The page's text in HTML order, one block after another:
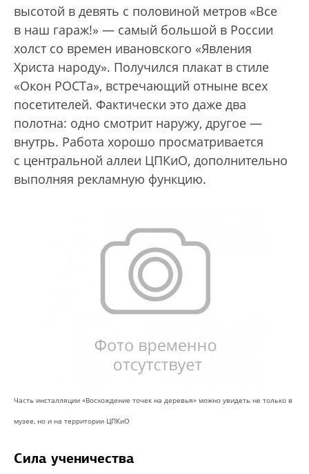
высотой в девять с половиной метров «Все
в наш гараж!» — самый большой в России
холст со времен ивановского «Явления
Христа народу». Получился плакат в стиле
«Окон РОСТа», встречающий отныне всех
посетителей. Фактически это даже два
полотна: одно смотрит наружу, другое —
внутрь. Работа хорошо просматривается
с центральной аллеи ЦПКиО, дополнительно
выполняя рекламную функцию.
Часть инсталляции «Восхождение точек на деревья» можно увидеть не только в
музее, но и на территории ЦПКиО
Сила ученичества